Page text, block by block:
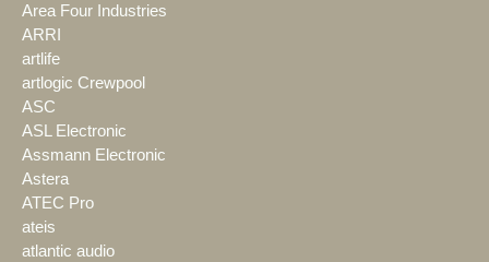
Area Four Industries
ARRI
artlife
artlogic Crewpool
ASC
ASL Electronic
Assmann Electronic
Astera
ATEC Pro
ateis
atlantic audio